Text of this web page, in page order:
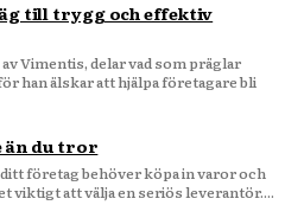
till trygg och effektiv
Vimentis, delar vad som präglar
han älskar att hjälpa företagare bli
än du tror
viktigt att välja en seriös leverantör....